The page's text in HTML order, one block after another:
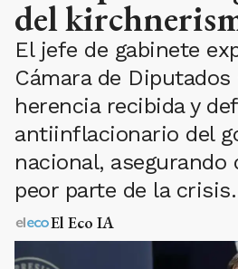
del
El jefe de gabinete
Cámara de Diputados
herencia recibida y
antiinflacionario del
nacional, asegurando
peor parte de la crisis.
El Eco IA